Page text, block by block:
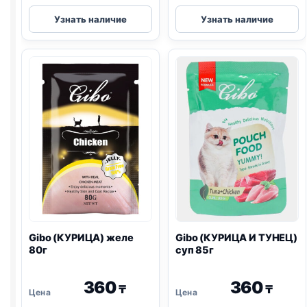
Gibo
(ТУНЕЦ)
суп
Узнать наличие
Gibo
(ГОВЯДИНА)
паштет
Узнать наличие
Gibo (КУРИЦА) желе
80г
360₸
Gibo (КУРИЦА И ТУНЕЦ)
суп 85г
360₸